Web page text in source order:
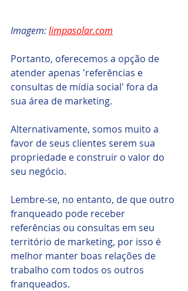
Imagem: limpasolar.com
Portanto, oferecemos a opção de
atender apenas 'referências e
consultas de mídia social' fora da
sua área de marketing.
Alternativamente, somos muito a
favor de seus clientes serem sua
propriedade e construir o valor do
seu negócio.
Lembre-se, no entanto, de que outro
franqueado pode receber
referências ou consultas em seu
território de marketing, por isso é
melhor manter boas relações de
trabalho com todos os outros
franqueados.